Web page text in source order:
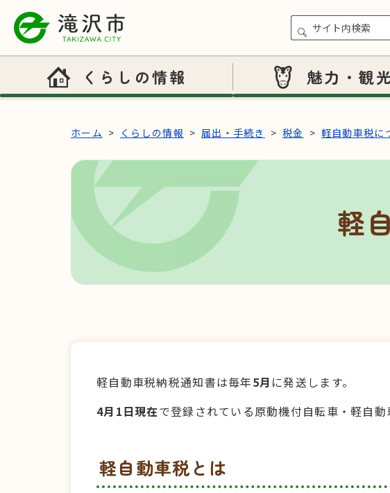
本文へスキップ
くらしの情報 魅力・観
ホーム くらしの情報 届出・手続き 税金 軽自動車税に
軽
軽自動車税納税通知書は毎年5月 に発送します。
4月1日現在で登録されている原動機付自転車・軽自動
軽自動車税とは